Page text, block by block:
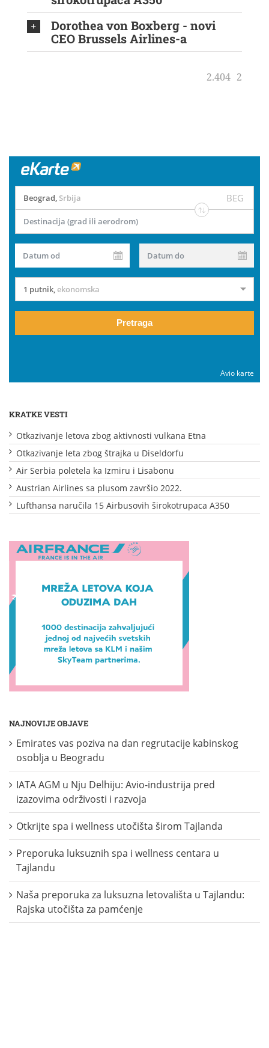
Dorothea von Boxberg - novi
CEO Brussels Airlines-a
2.404 2
Beograd, Srbija BEG
Destinacija (grad ili aerodrom)
Datum od Datum do
1 putnik,ekonomska
Pretraga
Avio karte
KRATKE VESTI
Otkazivanje letova zbog aktivnosti vulkana Etna
Otkazivanje leta zbog štrajka u Diseldorfu
Air Serbia poletela ka Izmiru i Lisabonu
Austrian Airlines sa plusom završio 2022.
Lufthansa naručila 15 Airbusovih širokotrupaca A350
NAJNOVIJE OBJAVE
Emirates vas poziva na dan regrutacije kabinskog
osoblja u Beogradu
IATA AGM u Nju Delhiju: Avio-industrija pred
izazovima održivosti i razvoja
Otkrijte spa i wellness utočišta širom Tajlanda
Preporuka luksuznih spa i wellness centara u
Tajlandu
Naša preporuka za luksuzna letovališta u Tajlandu:
Rajska utočišta za pamćenje